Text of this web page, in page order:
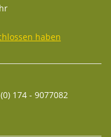
haben
174 - 9077082